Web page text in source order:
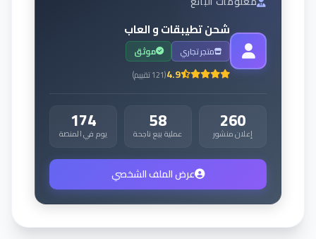
شحن تطيبقات و العاب
متجر تجاري موثق
4.9
(
121تقييم)
260
إعلان منشور 58
عملية بيع ناجحة 174
يوم في المنصة
عرض الملف الشخصي